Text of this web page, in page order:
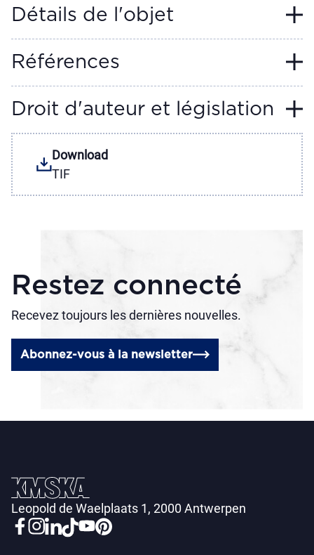
Détails de l'objet
Références
Droit d'auteur et législation
Download
TIF
Restez connecté
Recevez toujours les dernières nouvelles.
Abonnez-vous à la newsletter
Leopold de Waelplaats 1, 2000 Antwerpen